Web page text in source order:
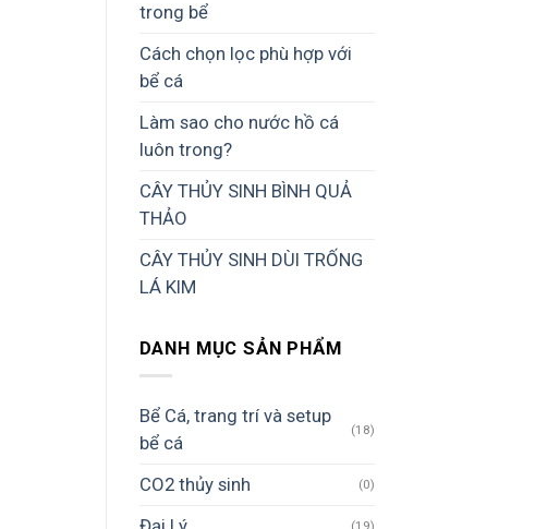
trong bể
Cách chọn lọc phù hợp với
bể cá
Làm sao cho nước hồ cá
luôn trong?
CÂY THỦY SINH BÌNH QUẢ
THẢO
CÂY THỦY SINH DÙI TRỐNG
LÁ KIM
DANH MỤC SẢN PHẨM
Bể Cá, trang trí và setup
bể cá
(18)
CO2 thủy sinh (0)
(19)